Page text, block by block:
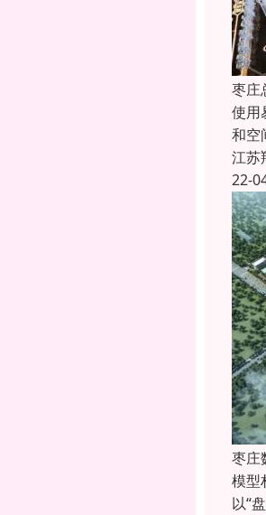
枣庄
使用
和空
江苏
22-
枣庄
模型
以“